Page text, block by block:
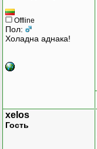
Offline
Пол:
Холадна аднака!
xelos
Гость